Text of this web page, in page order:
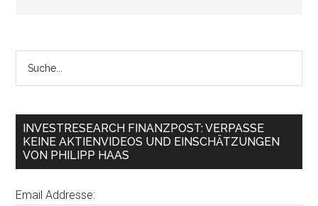
INVESTRESEARCH FINANZPOST: VERPASSE
KEINE AKTIENVIDEOS UND EINSCHÄTZUNGEN
VON PHILIPP HAAS
Email Addresse: